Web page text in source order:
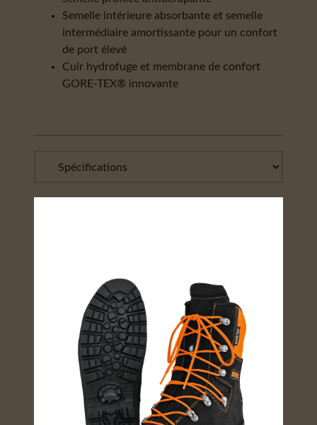
Semelle intérieure absorbante et semelle
intermédiaire amortissante pour un confort
de port élevé
Cuir hydrofuge et membrane de confort
GORE-TEX® innovante